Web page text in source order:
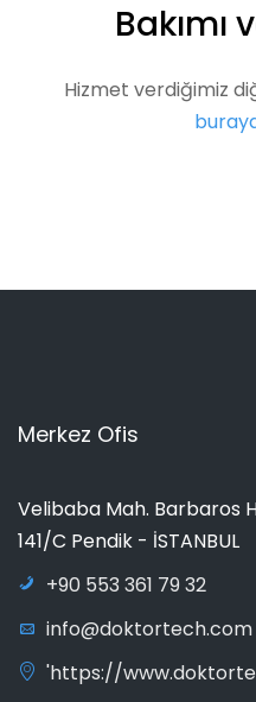
Bakımı
Hizmet verdiğimiz
Merkez Ofis
Velibaba Mah. Barbaros
141/C Pendik - İSTANBUL
+90 553 361 79 32
info@doktortech.com
'https://